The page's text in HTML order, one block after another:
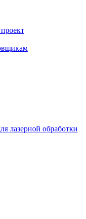
лазерной обработки